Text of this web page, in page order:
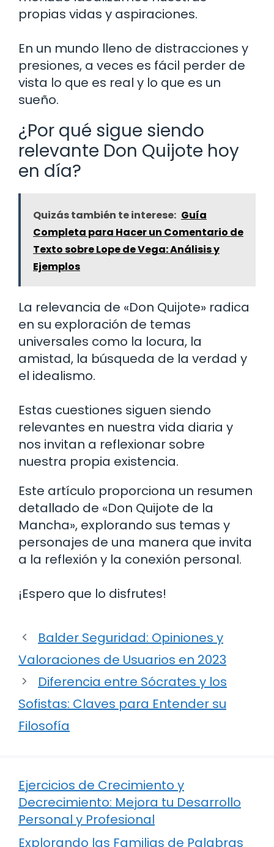
propias vidas y aspiraciones.
En un mundo lleno de distracciones y
presiones, a veces es fácil perder de
vista lo que es real y lo que es un
sueño.
¿Por qué sigue siendo
relevante Don Quijote hoy
en día?
Quizás también te interese: Guía
Completa para Hacer un Comentario de
Texto sobre Lope de Vega: Análisis y
Ejemplos
La relevancia de «Don Quijote» radica
en su exploración de temas
universales como la locura, la
amistad, la búsqueda de la verdad y
el idealismo.
Estas cuestiones siguen siendo
relevantes en nuestra vida diaria y
nos invitan a reflexionar sobre
nuestra propia existencia.
Este artículo proporciona un resumen
detallado de «Don Quijote de la
Mancha», explorando sus temas y
personajes de una manera que invita
a la reflexión y la conexión personal.
¡Espero que lo disfrutes!
Balder Seguridad: Opiniones y
Valoraciones de Usuarios en 2023
Diferencia entre Sócrates y los
Sofistas: Claves para Entender su
Filosofía
Ejercicios de Crecimiento y
Decrecimiento: Mejora tu Desarrollo
Personal y Profesional
Explorando las Familias de Palabras